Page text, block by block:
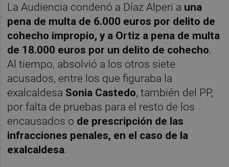
La Audiencia condenó a Díaz Alperi a una
pena de multa de 6.000 euros por delito de
cohecho impropio, y a Ortiz a pena de multa
de 18.000 euros por un delito de cohecho.
Al tiempo, absolvió a los otros siete
acusados, entre los que figuraba la
exalcaldesa Sonia Castedo, también del PP,
por falta de pruebas para el resto de los
encausados o de prescripción de las
infracciones penales, en el caso de la
exalcaldesa.